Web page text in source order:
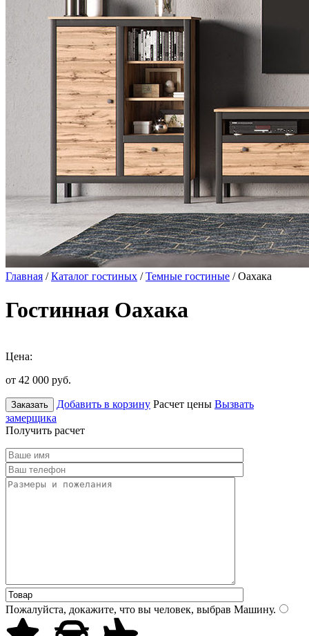
Главная /Каталог гостиных /Темные гостиные / Оахака
Гостинная Оахака
Цена:
от 42 000 руб.
Заказать Добавить в корзину Расчет цены Вызвать
замерщика
Получить расчет
Пожалуйста, докажите, что вы человек, выбрав Машину.